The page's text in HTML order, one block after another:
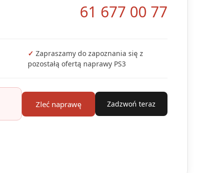
61 677 00 77
✓ Zapraszamy do zapoznania się z
pozostałą ofertą naprawy PS3
Zleć naprawę Zadzwoń teraz